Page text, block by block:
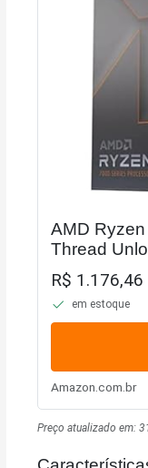
AMD
Thread
R$ 1.176,46
em estoque
Amazon.com.br
Preço atualizado em: